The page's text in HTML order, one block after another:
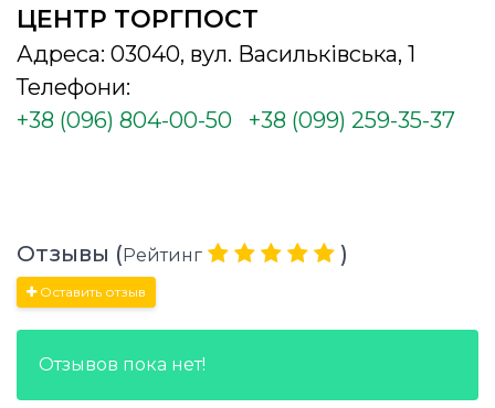
ЦЕНТР ТОРГПОСТ
Адреса: 03040, вул. Васильківська, 1
Телефони:
+38 (096) 804-00-50
+38 (099) 259-35-37
Отзывы (Рейтинг )
Оставить отзыв
Отзывов пока нет!